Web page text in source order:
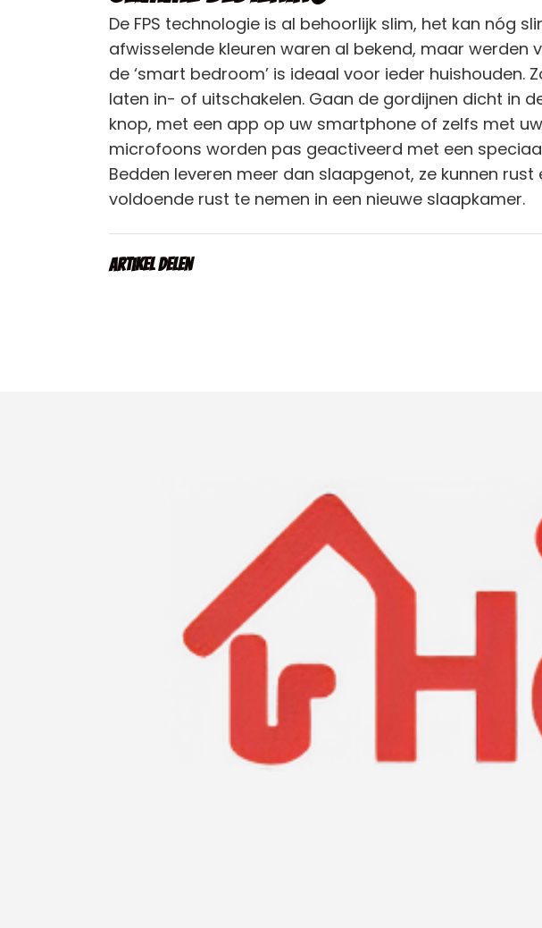
De FPS technologie is al behoorlijk slim, het kan nóg
afwisselende kleuren waren al bekend, maar
de ‘smart bedroom’ is ideaal voor ieder
laten in- of uitschakelen. Gaan de gordijnen dicht in
knop, met een app op uw smartphone of zelfs met
microfoons worden pas geactiveerd met een
Bedden leveren meer dan slaapgenot, ze kunnen
voldoende rust te nemen in een nieuwe slaapkamer.
Artikel delen